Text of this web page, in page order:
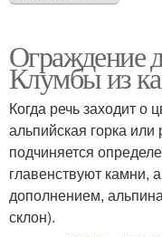
Ограждение
Клумбы из
Когда речь заходит о
альпийская горка
подчиняется
главенствуют камни,
дополнением,
склон).